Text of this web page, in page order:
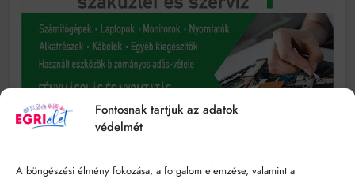
Fontosnak tartjuk az adatok
védelmét
A böngészési élmény fokozása, a forgalom elemzése, valamint a